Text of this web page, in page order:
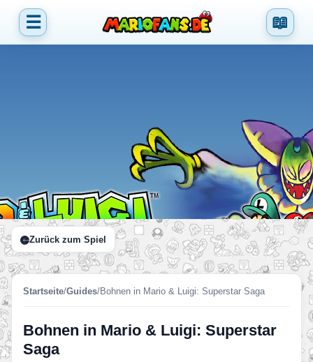
☰ 📖
Zurück zum Spiel
Startseite/Guides/Bohnen in Mario & Luigi: Superstar Saga
Bohnen in Mario & Luigi: Superstar
Saga